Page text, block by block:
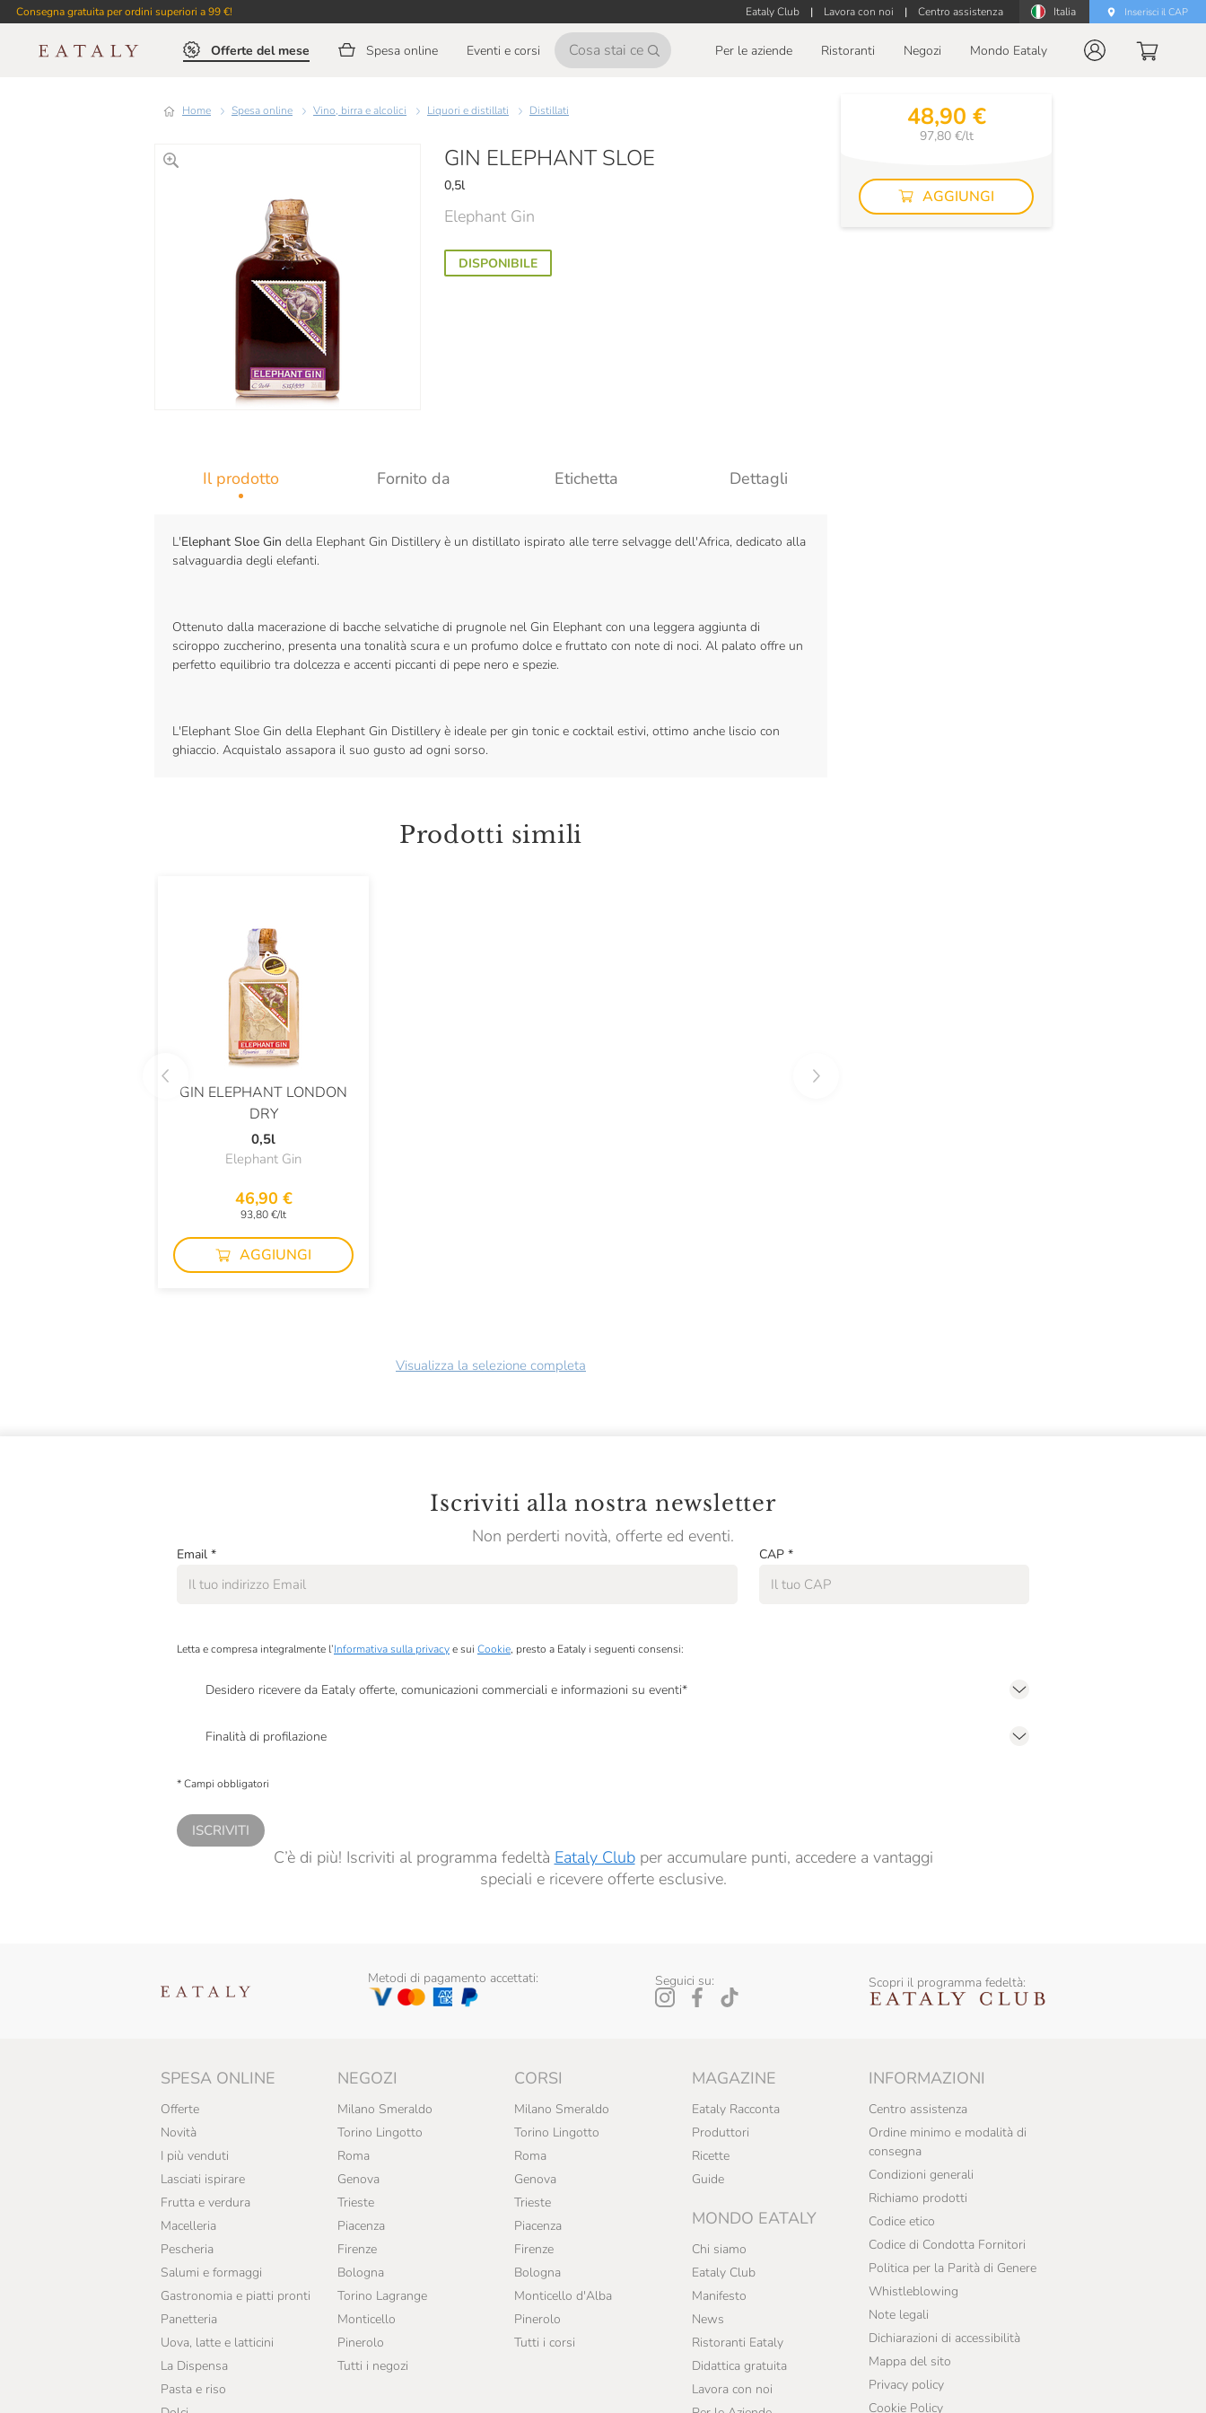
Consegna gratuita per ordini superiori a 99 €! Eataly Club | Lavora con noi | Centro assistenza Italia Inserisci il CAP
Offerte del mese Spesa online Eventi e corsi Per le aziende Ristoranti Negozi Mondo Eataly
Home Spesa online Vino, birra e alcolici Liquori e distillati Distillati
GIN ELEPHANT SLOE
0,5l
Elephant Gin
DISPONIBILE
Il prodotto Fornito da Etichetta Dettagli
L'Elephant Sloe Gin della Elephant Gin Distillery è un distillato ispirato alle terre selvagge dell'Africa, dedicato alla
salvaguardia degli elefanti.
Ottenuto dalla macerazione di bacche selvatiche di prugnole nel Gin Elephant con una leggera aggiunta di
sciroppo zuccherino, presenta una tonalità scura e un profumo dolce e fruttato con note di noci. Al palato offre un
perfetto equilibrio tra dolcezza e accenti piccanti di pepe nero e spezie.
L'Elephant Sloe Gin della Elephant Gin Distillery è ideale per gin tonic e cocktail estivi, ottimo anche liscio con
ghiaccio. Acquistalo assapora il suo gusto ad ogni sorso.
Prodotti simili
GIN ELEPHANT LONDON
DRY
0,5l
Elephant Gin
46,90 €
93,80 €/lt
AGGIUNGI
Visualizza la selezione completa
48,90 €
97,80 €/lt
AGGIUNGI
Iscriviti alla nostra newsletter
Non perderti novità, offerte ed eventi.
Email * CAP *
Letta e compresa integralmente l’Informativa sulla privacye sui Cookie, presto a Eataly i seguenti consensi:
Desidero ricevere da Eataly offerte, comunicazioni commerciali e informazioni su eventi*
Finalità di profilazione
* Campi obbligatori
ISCRIVITI
C’è di più! Iscriviti al programma fedeltà Eataly Clubper accumulare punti, accedere a vantaggi
speciali e ricevere offerte esclusive.
Metodi di pagamento accettati: Seguici su: Scopri il programma fedeltà:
SPESA ONLINE
Offerte
Novità
I più venduti
Lasciati ispirare
Frutta e verdura
Macelleria
Pescheria
Salumi e formaggi
Gastronomia e piatti pronti
Panetteria
Uova, latte e latticini
La Dispensa
Pasta e riso
NEGOZI
Milano Smeraldo
Torino Lingotto
Roma
Genova
Trieste
Piacenza
Firenze
Bologna
Torino Lagrange
Monticello
Pinerolo
Tutti i negozi
CORSI
Milano Smeraldo
Torino Lingotto
Roma
Genova
Trieste
Piacenza
Firenze
Bologna
Monticello d'Alba
Pinerolo
Tutti i corsi
MAGAZINE
Eataly Racconta
Produttori
Ricette
Guide
MONDO EATALY
Chi siamo
Eataly Club
Manifesto
News
Ristoranti Eataly
Didattica gratuita
Lavora con noi
INFORMAZIONI
Centro assistenza
Ordine minimo e modalità di
consegna
Condizioni generali
Richiamo prodotti
Codice etico
Codice di Condotta Fornitori
Politica per la Parità di Genere
Whistleblowing
Note legali
Dichiarazioni di accessibilità
Mappa del sito
Privacy policy
Cookie Policy